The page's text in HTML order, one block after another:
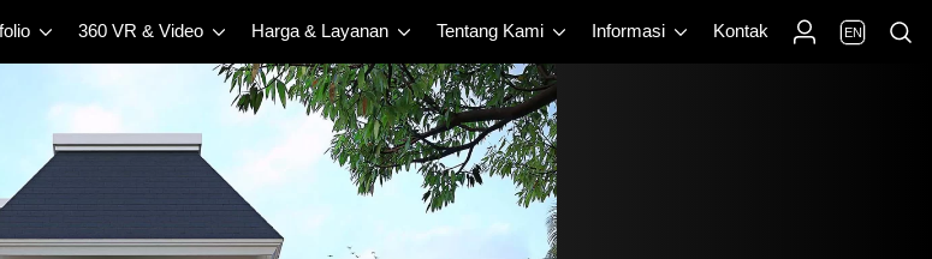
360 VR & Video Harga & Layanan Tentang Kami Informasi Kontak EN